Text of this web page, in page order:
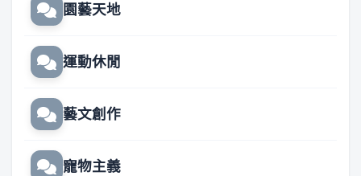
園藝天地
運動休閒
藝文創作
寵物主義